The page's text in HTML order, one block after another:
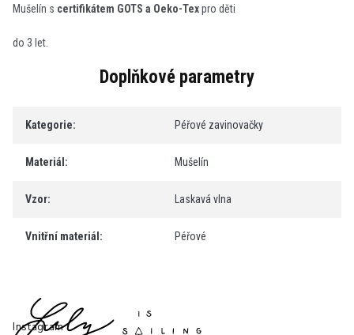
Mušelín s certifikátem GOTS a Oeko-Texpro děti
do 3 let.
Doplňkové parametry
Kategorie: Péřové zavinovačky
Materiál : Mušelín
Vzor: Laskavá vlna
Vnitřní materiál : Péřové
Instagram